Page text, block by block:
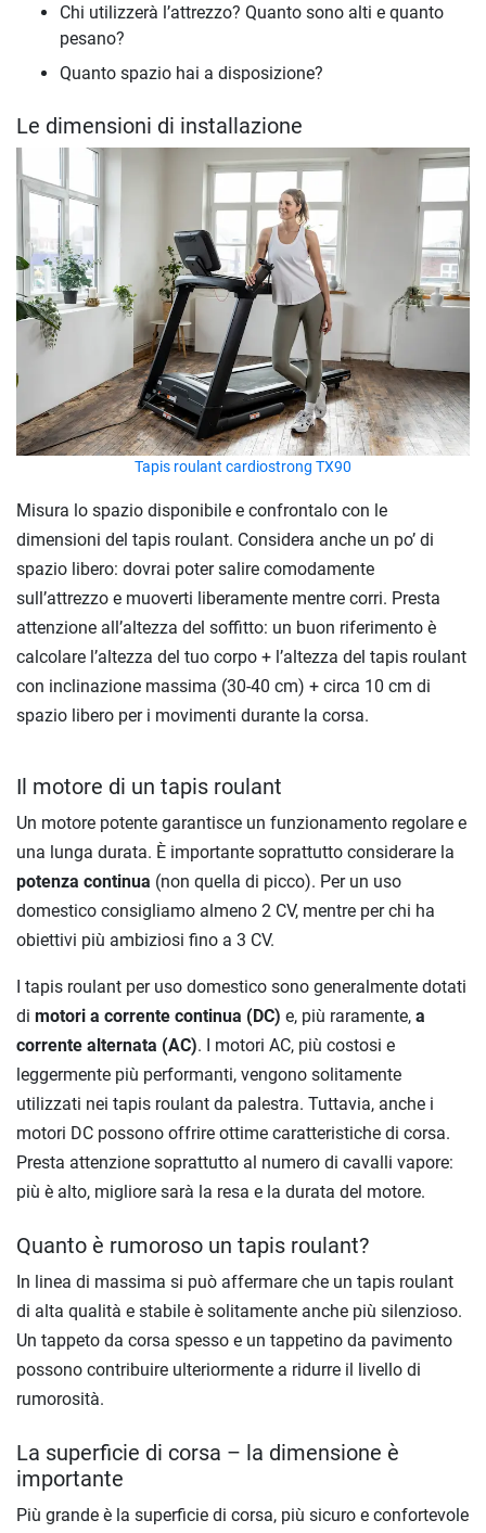
Chi utilizzerà l’attrezzo? Quanto sono alti e quanto
pesano?
Quanto spazio hai a disposizione?
Le dimensioni di installazione
Tapis roulant cardiostrong TX90
Misura lo spazio disponibile e confrontalo con le
dimensioni del tapis roulant. Considera anche un po’ di
spazio libero: dovrai poter salire comodamente
sull’attrezzo e muoverti liberamente mentre corri. Presta
attenzione all’altezza del soffitto: un buon riferimento è
calcolare l’altezza del tuo corpo + l’altezza del tapis roulant
con inclinazione massima (30-40 cm) + circa 10 cm di
spazio libero per i movimenti durante la corsa.
Il motore di un tapis roulant
Un motore potente garantisce un funzionamento regolare e
una lunga durata. È importante soprattutto considerare la
potenza continua (non quella di picco). Per un uso
domestico consigliamo almeno 2 CV, mentre per chi ha
obiettivi più ambiziosi fino a 3 CV.
I tapis roulant per uso domestico sono generalmente dotati
di motori a corrente continua (DC) e, più raramente, a
corrente alternata (AC). I motori AC, più costosi e
leggermente più performanti, vengono solitamente
utilizzati nei tapis roulant da palestra. Tuttavia, anche i
motori DC possono offrire ottime caratteristiche di corsa.
Presta attenzione soprattutto al numero di cavalli vapore:
più è alto, migliore sarà la resa e la durata del motore.
Quanto è rumoroso un tapis roulant?
In linea di massima si può affermare che un tapis roulant
di alta qualità e stabile è solitamente anche più silenzioso.
Un tappeto da corsa spesso e un tappetino da pavimento
possono contribuire ulteriormente a ridurre il livello di
rumorosità.
La superficie di corsa – la dimensione è
importante
Più grande è la superficie di corsa, più sicuro e confortevole